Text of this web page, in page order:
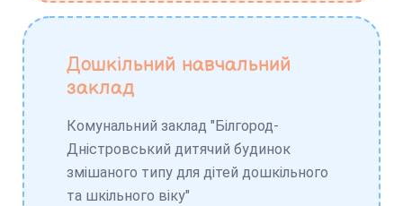
Дошкільний навчальний
заклад
Комунальний заклад "Білгород-
Дністровський дитячий будинок
змішаного типу для дітей дошкільного
та шкільного віку"